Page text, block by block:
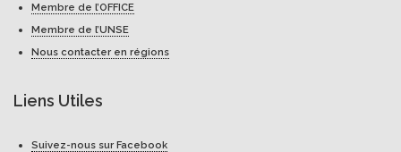
Membre de l’OFFICE
Membre de l’UNSE
Nous contacter en régions
Liens Utiles
Suivez-nous sur Facebook